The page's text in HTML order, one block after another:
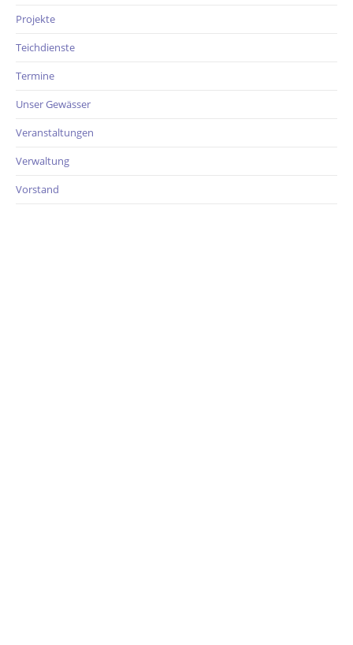
Projekte
Teichdienste
Termine
Unser Gewässer
Veranstaltungen
Verwaltung
Vorstand